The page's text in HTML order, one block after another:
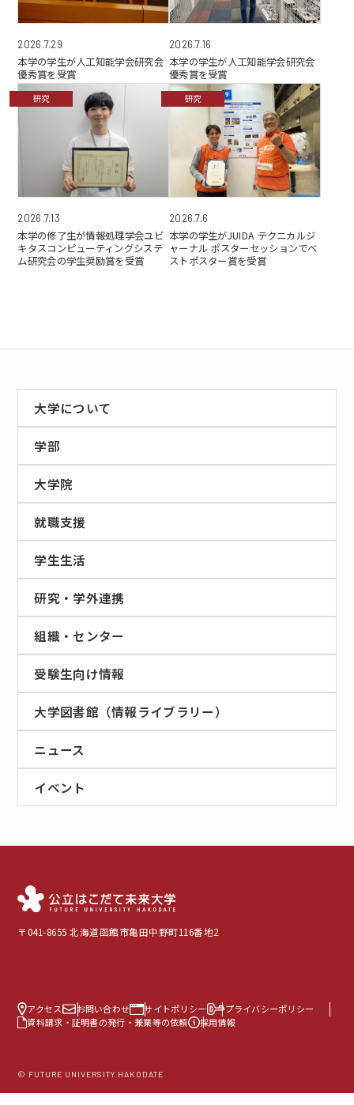
2026.7.29
本学の学生が人工知能学会研究会
優秀賞を受賞
2026.7.16
本学の学生が人工知能学会研究会
優秀賞を受賞
研究
2026.7.13
本学の修了生が情報処理学会ユビ
キタスコンピューティングシステ
ム研究会の学生奨励賞を受賞
研究
2026.7.6
本学の学生がJUIDA テクニカルジ
ャーナル ポスターセッションでベ
ストポスター賞を受賞
大学について
学部
大学院
就職支援
学生生活
研究・学外連携
組織・センター
受験生向け情報
大学図書館（情報ライブラリー）
ニュース
イベント
〒041-8655 北海道函館市亀田中野町116番地2
アクセス お問い合わせ サイトポリシー
プライバシーポリシー
資料請求・証明書の発行・兼業等の依頼
採用情報
© FUTURE UNIVERSITY HAKODATE